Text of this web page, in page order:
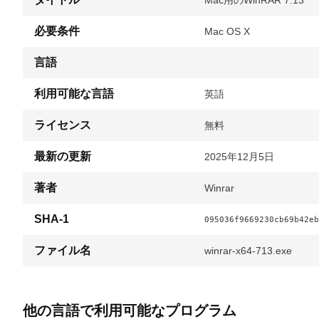
必要条件 Mac OS X
言語
利用可能な言語 英語
ライセンス 無料
最新の更新 2025年12月5日
著者 Winrar
SHA-1
ファイル名 winrar-x64-713.exe
他の言語で利用可能なプログラム